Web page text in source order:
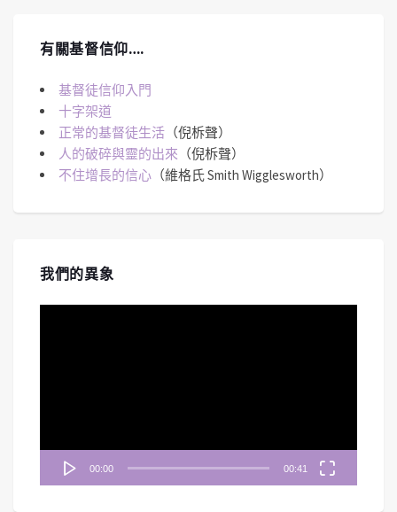
有關基督信仰….
基督徒信仰入門
十字架道
正常的基督徒生活 （倪柝聲）
人的破碎與靈的出來 （倪柝聲）
不住增長的信心 （維格氏 Smith Wigglesworth）
我們的異象
00:00 00:41